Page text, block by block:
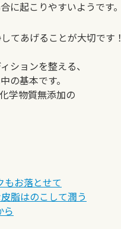
に起こりやすいようです。
てあげることが大切です！
ションを整える、
の基本です。
学物質無添加の
もお落とせて
脂はのこして潤う
ら